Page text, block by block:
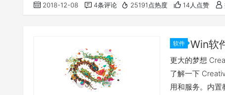
Animator CC
2018-12-08 4条评论 25191点热度 14人点赞
软件
更大的梦想
了解一下
用和服务。内